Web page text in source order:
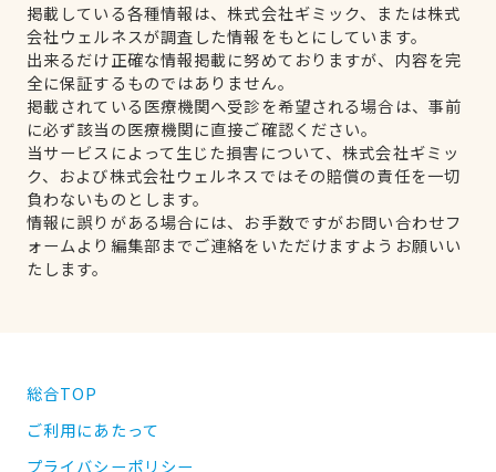
掲載している各種情報は、株式会社ギミック、または株式
会社ウェルネスが調査した情報をもとにしています。
出来るだけ正確な情報掲載に努めておりますが、内容を完
全に保証するものではありません。
掲載されている医療機関へ受診を希望される場合は、事前
に必ず該当の医療機関に直接ご確認ください。
当サービスによって生じた損害について、株式会社ギミッ
ク、および株式会社ウェルネスではその賠償の責任を一切
負わないものとします。
情報に誤りがある場合には、お手数ですがお問い合わせフ
ォームより編集部までご連絡をいただけますようお願いい
たします。
総合TOP
ご利用にあたって
プライバシーポリシー